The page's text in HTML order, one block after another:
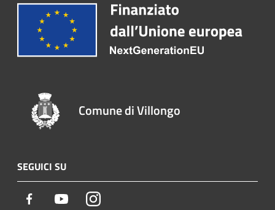
Comune di Villongo
SEGUICI SU
Facebook YoutubeInstagram